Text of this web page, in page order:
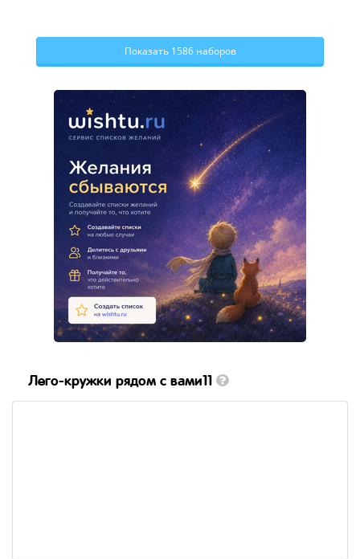
Показать 1586 наборов
Лего-кружки рядом с вами11